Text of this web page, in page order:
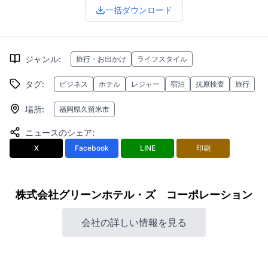
一括ダウンロード
ジャンル: 旅行・お出かけ ライフスタイル
タグ: ビジネス ホテル レジャー 宿泊 抗原検査 旅行
場所: 福岡県久留米市
ニュースのシェア:
X Facebook LINE 印刷
株式会社グリーンホテル・ズ コーポレーション
会社の詳しい情報を見る